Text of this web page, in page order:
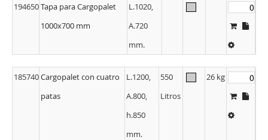
194650Tapa para Cargopalet
1000x700 mm
L.1020,
A.720
mm.
185740Cargopalet con cuatro
patas
L.1200,
A.800,
h.850
mm.
550
Litros
26 kg